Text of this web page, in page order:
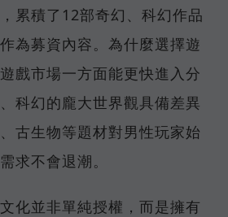
累積了12部奇幻、科幻作品
為募資內容。為什麼選擇遊
戲市場一方面能更快進入分
科幻的龐大世界觀具備差異
古生物等題材對男性玩家始
求不會退潮。
化並非單純授權，而是擁有